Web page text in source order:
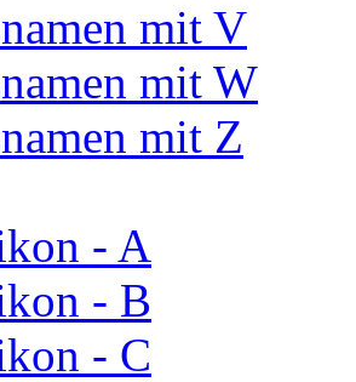
mit V
mit W
mit Z
- A
- B
- C